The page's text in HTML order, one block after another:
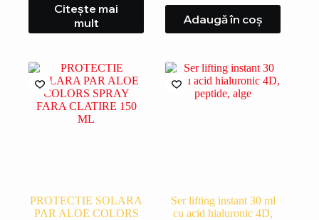
Citește mai
mult
Adaugă în coș
PROTECTIE SOLARA
PAR ALOE COLORS
Ser lifting instant 30 ml
cu acid hialuronic 4D,